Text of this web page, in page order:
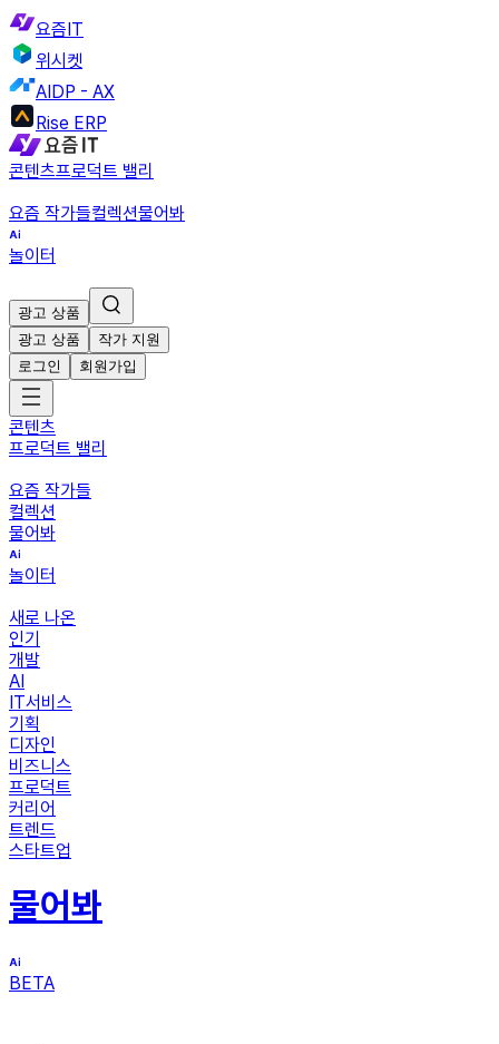
요즘IT
위시켓
AIDP - AX
Rise ERP
콘텐츠프로덕트 밸리
요즘 작가들컬렉션물어봐
놀이터
광고 상품
광고 상품
작가 지원
로그인
회원가입
콘텐츠
프로덕트 밸리
요즘 작가들
컬렉션
물어봐
놀이터
새로 나온
인기
개발
AI
IT서비스
기획
디자인
비즈니스
프로덕트
커리어
트렌드
스타트업
물어봐
BETA